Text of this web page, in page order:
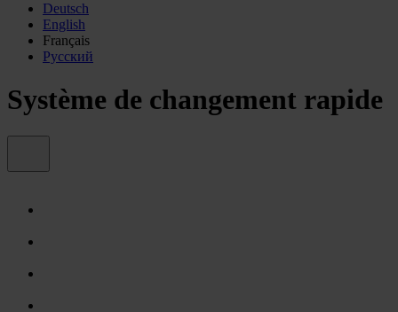
Deutsch
English
Français
Pусский
Système de changement rapide